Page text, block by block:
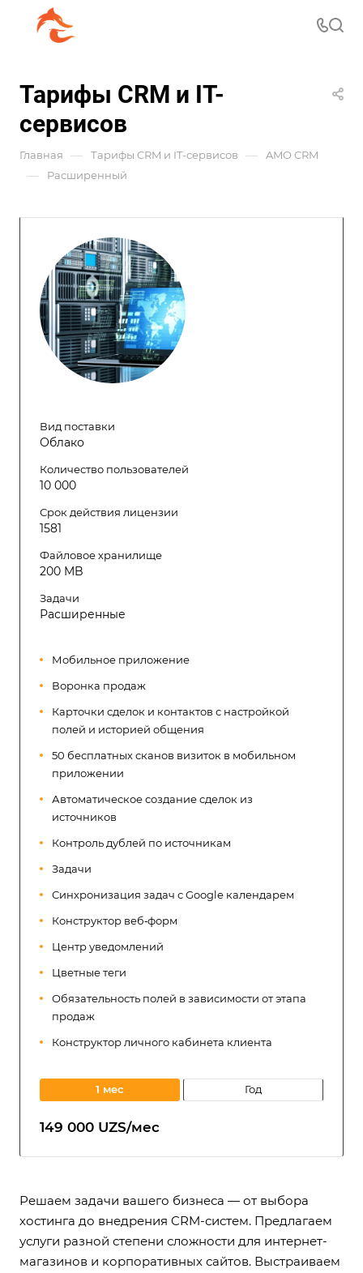
Тарифы CRM и IT-
сервисов
Главная — Тарифы CRM и IT-сервисов — AMO CRM
— Расширенный
Вид поставки
Облако
Количество пользователей
10 000
Срок действия лицензии
1581
Файловое хранилище
200 MB
Задачи
Расширенные
Мобильное приложение
Воронка продаж
Карточки сделок и контактов с настройкой
полей и историей общения
50 бесплатных сканов визиток в мобильном
приложении
Автоматическое создание сделок из
источников
Контроль дублей по источникам
Задачи
Синхронизация задач с Google календарем
Конструктор веб‑форм
Центр уведомлений
Цветные теги
Обязательность полей в зависимости от этапа
продаж
Конструктор личного кабинета клиента
1 мес год
149 000 UZS/мес
Решаем задачи вашего бизнеса — от выбора
хостинга до внедрения CRM-систем. Предлагаем
услуги разной степени сложности для интернет-
магазинов и корпоративных сайтов. Выстраиваем